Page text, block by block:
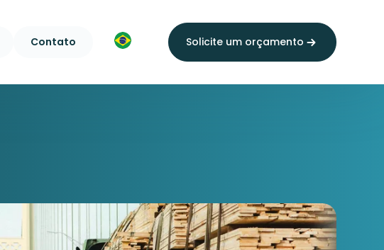
Contato Solicite um orçamento